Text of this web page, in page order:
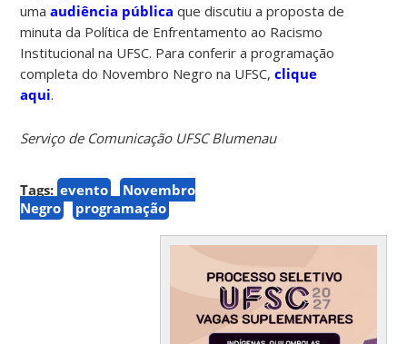
umaaudiência pública que discutiu a proposta de
minuta da Política de Enfrentamento ao Racismo
Institucional na UFSC. Para conferir a programação
completa do Novembro Negro na UFSC,clique
aqui.
Serviço de Comunicação UFSC Blumenau
Tags: evento
Novembro
Negro
programação